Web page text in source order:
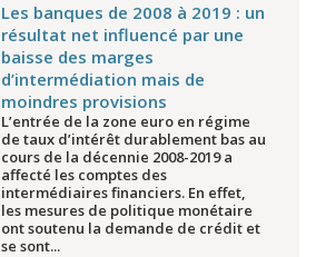
Les banques de 2008 à 2019 : un
résultat net influencé par une
baisse des marges
d’intermédiation mais de
moindres provisions
L’entrée de la zone euro en régime
de taux d’intérêt durablement bas au
cours de la décennie 2008-2019 a
affecté les comptes des
intermédiaires financiers. En effet,
les mesures de politique monétaire
ont soutenu la demande de crédit et
se sont...